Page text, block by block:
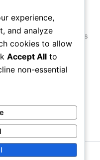
toute cette sagesse
véritable est rare,
beaux jours, mais dans
choisir d’enrichir non
celle de ceux qu’on
SUIVANT
experience,
and analyze
cookies to allow
Accept All to
non-essential